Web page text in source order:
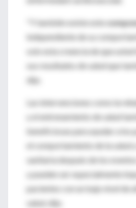
"Y también existe este
independiente de su
solo esta creencia de que
sus resultados de salud que
dijo.
Las intervenciones como la
y el entrenamiento de salud
beneficiosas para ayudar a los
el comportamiento de la salud
sanitaria después de los
y pueden ser especialmente
pacientes con un bajo nivel de
salud, dijo.